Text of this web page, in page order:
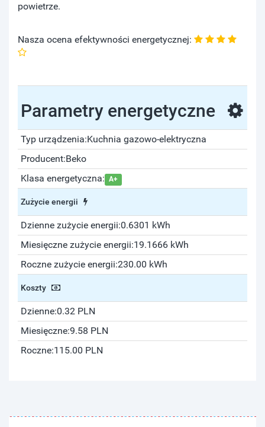
powietrze.
Nasza ocena efektywności energetycznej:
Parametry energetyczne
Typ urządzenia:Kuchnia gazowo-elektryczna
Producent:Beko
Klasa energetyczna: A+
Zużycie energii
Dzienne zużycie energii:0.6301 kWh
Miesięczne zużycie energii:19.1666 kWh
Roczne zużycie energii:230.00 kWh
Koszty
Dzienne:0.32 PLN
Miesięczne:9.58 PLN
Roczne:115.00 PLN